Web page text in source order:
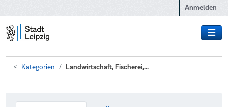
Anmelden
Kategorien Landwirtschaft, Fischerei,...